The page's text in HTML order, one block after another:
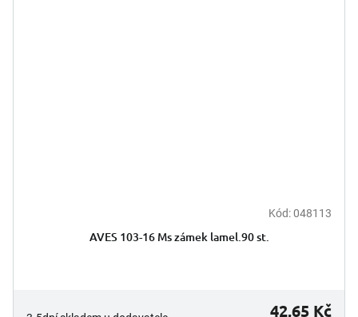
Kód:048113
AVES 103-16 Ms zámek lamel.90 st.
42,65 Kč